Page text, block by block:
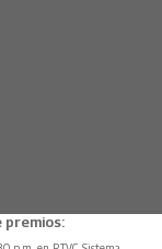
premios: